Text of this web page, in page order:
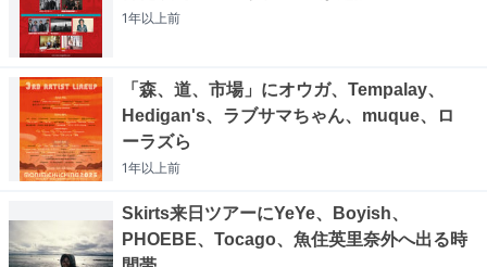
1年以上前
「森、道、市場」にオウガ、Tempalay、
Hedigan's、ラブサマちゃん、muque、ロ
ーラズら
1年以上前
Skirts来日ツアーにYeYe、Boyish、
PHOEBE、Tocago、魚住英里奈外へ出る時